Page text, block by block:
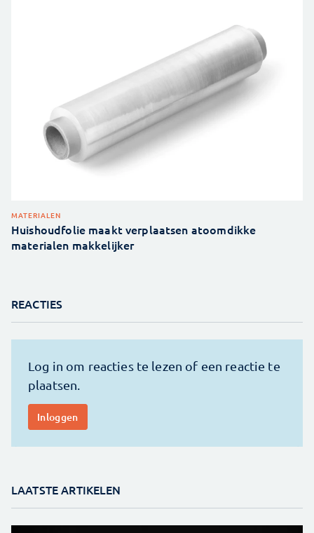
MATERIALEN
Huishoudfolie maakt verplaatsen atoomdikke
materialen makkelijker
REACTIES
LAATSTE ARTIKELEN